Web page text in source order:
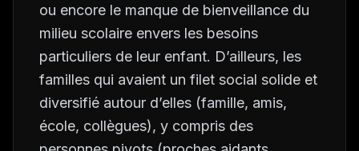
ou encore le manque de bienveillance du
milieu scolaire envers les besoins
particuliers de leur enfant. D’ailleurs, les
familles qui avaient un filet social solide et
diversifié autour d’elles (famille, amis,
école, collègues), y compris des